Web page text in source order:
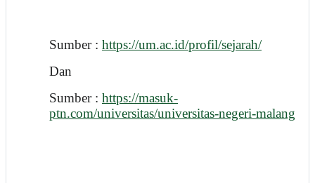
Sumber : https://um.ac.id/profil/sejarah/
Dan
Sumber : https://masuk-
ptn.com/universitas/universitas-negeri-malang